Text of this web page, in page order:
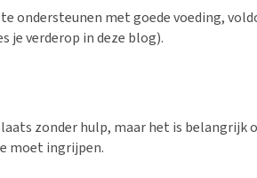
ondersteunen met goede voeding,
je verderop in deze blog).
zonder hulp, maar het is belangrijk
moet ingrijpen.